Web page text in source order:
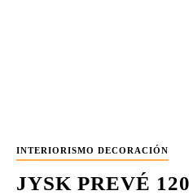
INTERIORISMO DECORACIÓN
JYSK PREVÉ